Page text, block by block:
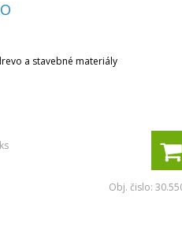
a stavebné materiály
Obj. čislo: